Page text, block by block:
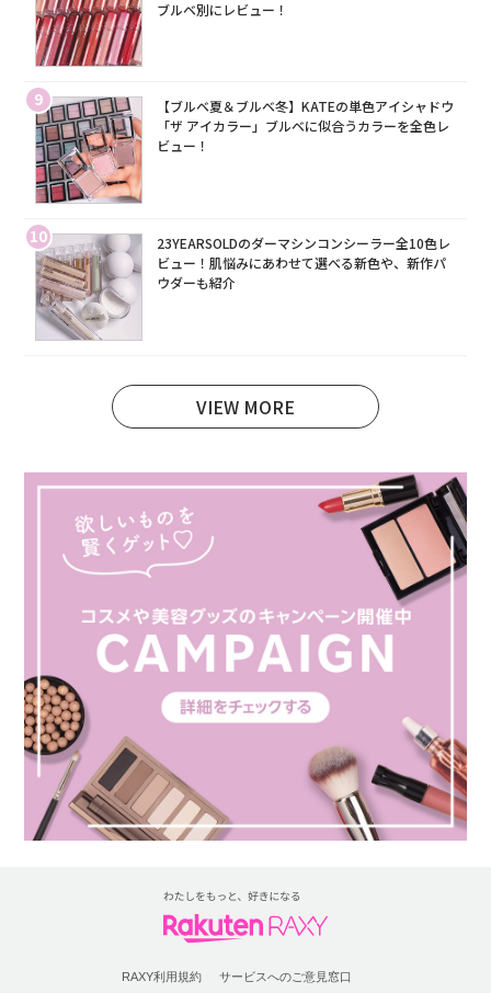
ブルベ別にレビュー！
9
【ブルベ夏＆ブルベ冬】KATEの単色アイシャドウ
「ザ アイカラー」ブルベに似合うカラーを全色レ
ビュー！
10
23YEARSOLDのダーマシンコンシーラー全10色レ
ビュー！肌悩みにあわせて選べる新色や、新作パ
ウダーも紹介
VIEW MORE
RAXY利用規約 サービスへのご意見窓口